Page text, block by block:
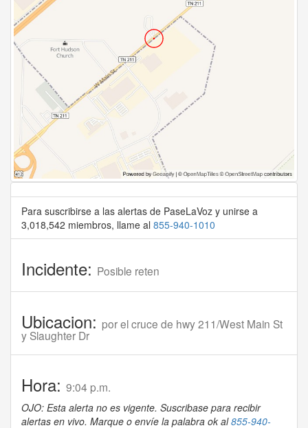
Para suscribirse a las alertas de PaseLaVoz y unirse a
3,018,542 miembros, llame al 855-940-1010
Incidente: Posible reten
Ubicacion: por el cruce de hwy 211/West Main St
y Slaughter Dr
Hora: 9:04 p.m.
OJO: Esta alerta no es vigente. Suscribase para recibir
alertas en vivo. Marque o envíe la palabra ok al855-940-